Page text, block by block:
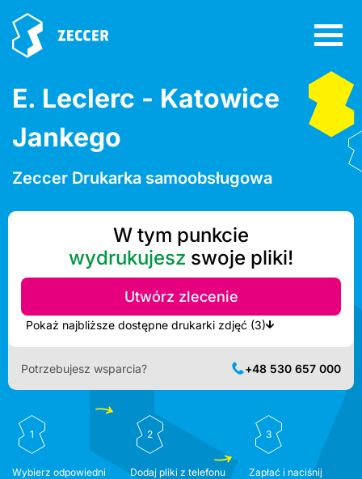
E. Leclerc - Katowice
Jankego
Zeccer Drukarka samoobsługowa
W tym punkcie
wydrukujesz swoje pliki!
Utwórz zlecenie
Pokaż najbliższe dostępne drukarki zdjęć (3)
Potrzebujesz wsparcia? +48 530 657 000
1
Wybierz odpowiedni
2
Dodaj pliki z telefonu
3
Zapłać i naciśnij